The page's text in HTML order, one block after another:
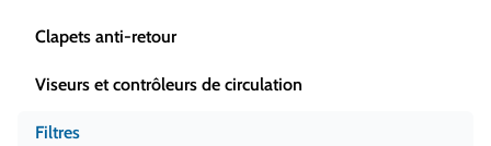
Clapets anti-retour
Viseurs et contrôleurs de circulation
Filtres